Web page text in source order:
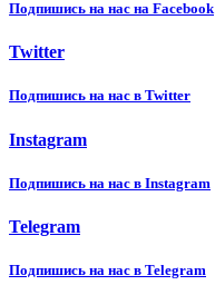
Подпишиcь на нас на Facebook
Twitter
Подпишиcь на нас в Twitter
Instagram
Подпишиcь на нас в Instagram
Telegram
Подпишиcь на нас в Telegram